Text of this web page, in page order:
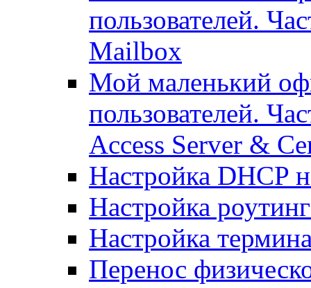
пользователей.
Mailbox
Мой маленький
пользователей.
Access Server &
Настройка DHCP
Настройка
Настройка
Перенос